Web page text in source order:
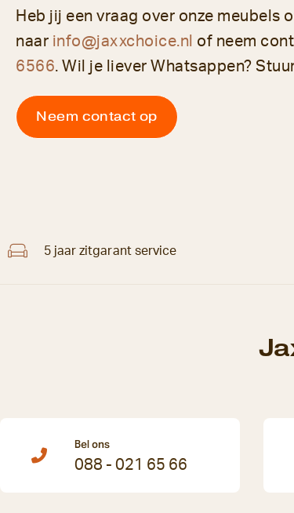
Heb jij een vraag over onze meubels
naar info@jaxxchoice.nl of neem
6566. Wil je liever Whatsappen?
Neem contact op
5 jaar zitgarant service
Bel ons
088 - 021 65 66